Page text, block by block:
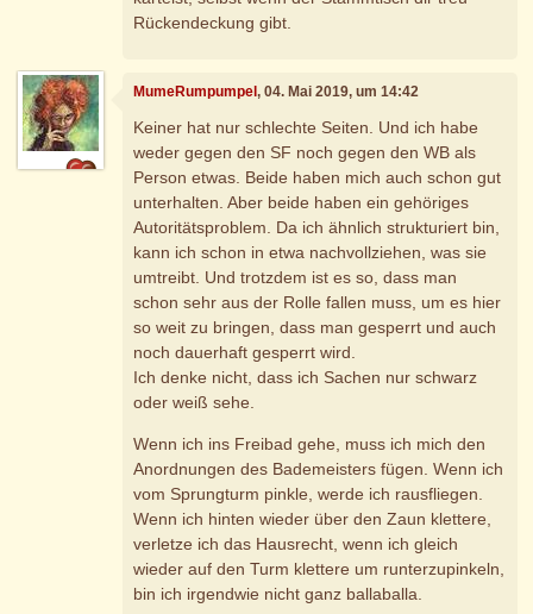
Rückendeckung gibt.
MumeRumpumpel, 04. Mai 2019, um 14:42
Keiner hat nur schlechte Seiten. Und ich habe
weder gegen den SF noch gegen den WB als
Person etwas. Beide haben mich auch schon gut
unterhalten. Aber beide haben ein gehöriges
Autoritätsproblem. Da ich ähnlich strukturiert bin,
kann ich schon in etwa nachvollziehen, was sie
umtreibt. Und trotzdem ist es so, dass man
schon sehr aus der Rolle fallen muss, um es hier
so weit zu bringen, dass man gesperrt und auch
noch dauerhaft gesperrt wird.
Ich denke nicht, dass ich Sachen nur schwarz
oder weiß sehe.
Wenn ich ins Freibad gehe, muss ich mich den
Anordnungen des Bademeisters fügen. Wenn ich
vom Sprungturm pinkle, werde ich rausfliegen.
Wenn ich hinten wieder über den Zaun klettere,
verletze ich das Hausrecht, wenn ich gleich
wieder auf den Turm klettere um runterzupinkeln,
bin ich irgendwie nicht ganz ballaballa.